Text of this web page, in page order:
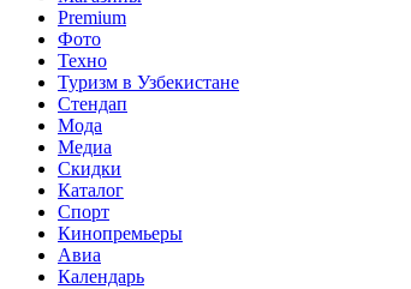
Premium
Фото
Техно
Туризм в Узбекистане
Стендап
Мода
Медиа
Скидки
Каталог
Спорт
Кинопремьеры
Авиа
Календарь